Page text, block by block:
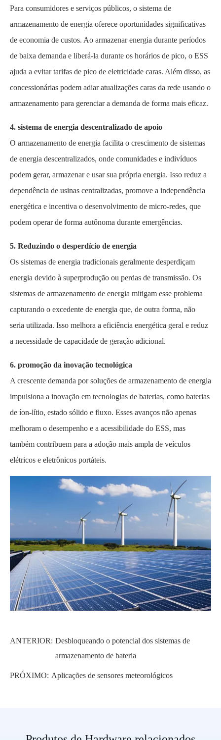
Para consumidores e serviços públicos, o sistema de
armazenamento de energia oferece oportunidades significativas
de economia de custos. Ao armazenar energia durante períodos
de baixa demanda e liberá-la durante os horários de pico, o ESS
ajuda a evitar tarifas de pico de eletricidade caras. Além disso, as
concessionárias podem adiar atualizações caras da rede usando o
armazenamento para gerenciar a demanda de forma mais eficaz.
4. sistema de energia descentralizado de apoio
O armazenamento de energia facilita o crescimento de sistemas
de energia descentralizados, onde comunidades e indivíduos
podem gerar, armazenar e usar sua própria energia. Isso reduz a
dependência de usinas centralizadas, promove a independência
energética e incentiva o desenvolvimento de micro-redes, que
podem operar de forma autônoma durante emergências.
5. Reduzindo o desperdício de energia
Os sistemas de energia tradicionais geralmente desperdiçam
energia devido à superprodução ou perdas de transmissão. Os
sistemas de armazenamento de energia mitigam esse problema
capturando o excedente de energia que, de outra forma, não
seria utilizada. Isso melhora a eficiência energética geral e reduz
a necessidade de capacidade de geração adicional.
6. promoção da inovação tecnológica
A crescente demanda por soluções de armazenamento de energia
impulsiona a inovação em tecnologias de baterias, como baterias
de íon-lítio, estado sólido e fluxo. Esses avanços não apenas
melhoram o desempenho e a acessibilidade do ESS, mas
também contribuem para a adoção mais ampla de veículos
elétricos e eletrônicos portáteis.
ANTERIOR: Desbloqueando o potencial dos sistemas de
armazenamento de bateria
PRÓXIMO: Aplicações de sensores meteorológicos